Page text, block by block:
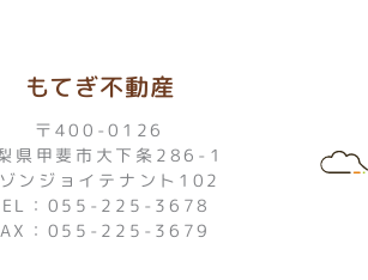
もてぎ不動産
〒400-0126
県甲斐市大下条286-1
ンジョイテナント102
：055-225-3678
：055-225-3679